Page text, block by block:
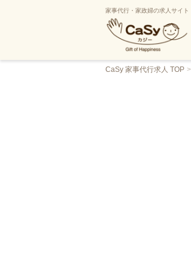
家事代行・家政婦の求人サイト
CaSy 家事代行求人 TOP